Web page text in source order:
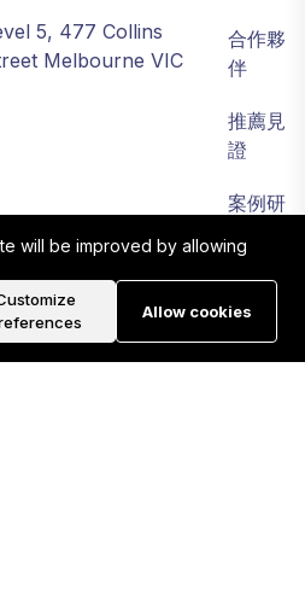
5, 477 Collins
Melbourne VIC
合作夥
伴
推薦見
證
案例研
費用方
案
will be improved by allowing
Allow cookies